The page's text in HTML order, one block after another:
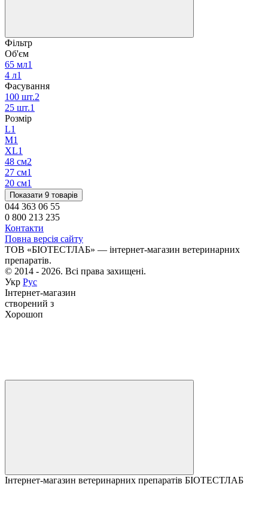
Фільтр
Об'єм
65 мл1
4 л1
Фасування
100 шт.2
25 шт.1
Розмір
L1
M1
XL1
48 см2
27 см1
20 см1
Показати 9 товарів
044 363 06 55
0 800 213 235
Контакти
Повна версія сайту
ТОВ «БІОТЕСТЛАБ» — інтернет-магазин ветеринарних
препаратів.
© 2014 - 2026. Всі права захищені.
Укр Рус
Інтернет-магазин
створений з
Хорошоп
Інтернет-магазин ветеринарних препаратів БІОТЕСТЛАБ